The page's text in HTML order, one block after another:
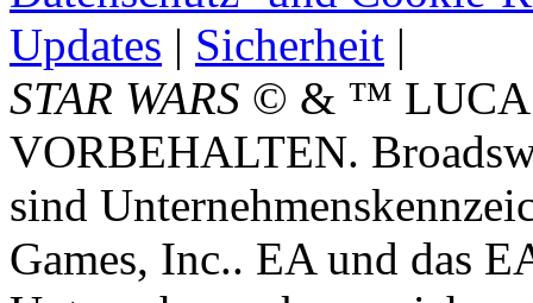
Updates | Sicherheit |
STAR WARS © & ™
VORBEHALTEN.
sind
Games, Inc.. EA und das